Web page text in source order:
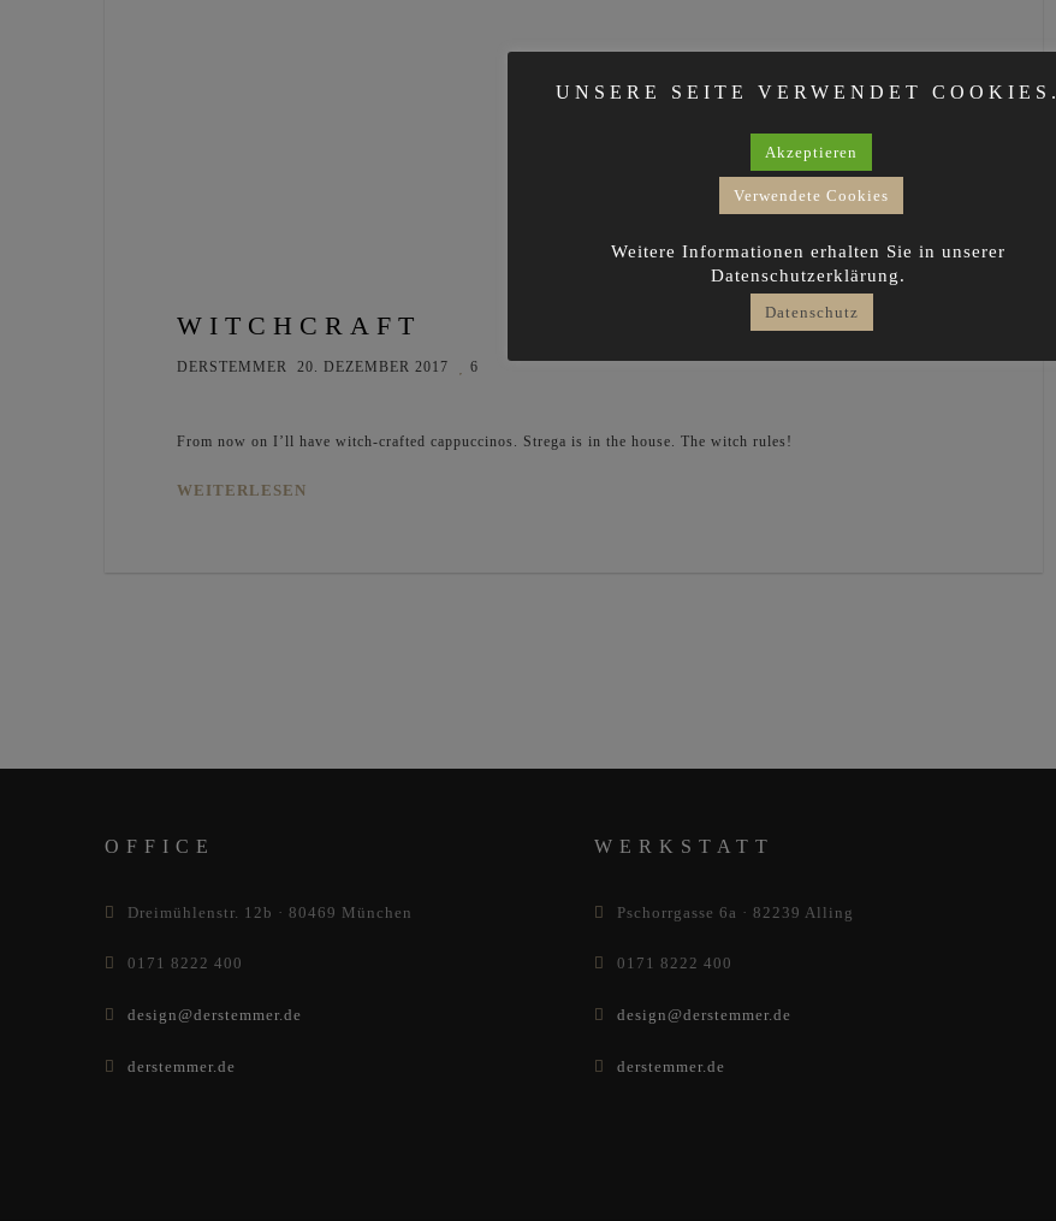
WITCHCRAFT
DERSTEMMER 20. DEZEMBER 2017 6
From now on I’ll have witch-crafted cappuccinos. Strega is in the house. The witch rules!
WEITERLESEN
OFFICE
Dreimühlenstr. 12b · 80469 München
0171 8222 400
design@derstemmer.de
derstemmer.de
WERKSTATT
Pschorrgasse 6a · 82239 Alling
0171 8222 400
design@derstemmer.de
derstemmer.de
UNSERE SEITE VERWENDET COOKIES.
Akzeptieren
Verwendete Cookies
Weitere Informationen erhalten Sie in unserer
Datenschutzerklärung.
Datenschutz